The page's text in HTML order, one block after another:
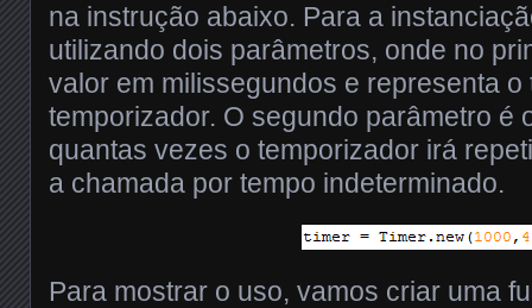
na instrução abaixo. Para a
utilizando dois parâmetros, onde no
valor em milissegundos e representa
temporizador. O segundo parâmetro é
quantas vezes o temporizador irá
a chamada por tempo indeterminado.
Para mostrar o uso, vamos criar uma